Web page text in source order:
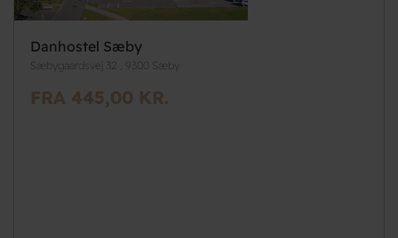
Danhostel Sæby
Sæbygaardsvej 32 , 9300 Sæby
FRA 445,00 KR.